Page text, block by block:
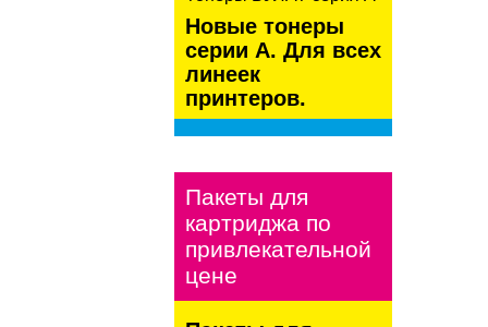
kaspersky
Новые тонеры
серии А. Для всех
линеек
принтеров.
Пакеты для
картриджа по
привлекательной
цене